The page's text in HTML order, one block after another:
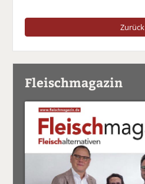
Zurück
Fleischmagazin